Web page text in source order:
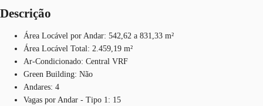
Descrição
Área Locável por Andar: 542,62 a 831,33 m²
Área Locável Total: 2.459,19 m²
Ar-Condicionado: Central VRF
Green Building: Não
Andares: 4
Vagas por Andar - Tipo 1: 15